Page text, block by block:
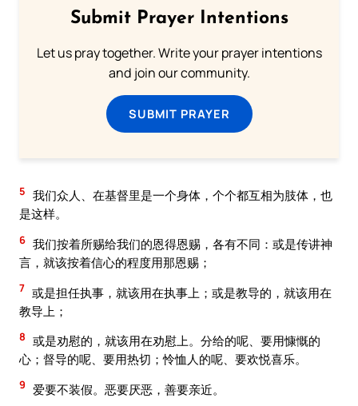
Submit Prayer Intentions
Let us pray together. Write your prayer intentions
and join our community.
SUBMIT PRAYER
5 我们众人、在基督里是一个身体，个个都互相为肢体，也
是这样。
6 我们按着所赐给我们的恩得恩赐，各有不同：或是传讲神
言，就该按着信心的程度用那恩赐；
7 或是担任执事，就该用在执事上；或是教导的，就该用在
教导上；
8 或是劝慰的，就该用在劝慰上。分给的呢、要用慷慨的
心；督导的呢、要用热切；怜恤人的呢、要欢悦喜乐。
9 爱要不装假。恶要厌恶，善要亲近。